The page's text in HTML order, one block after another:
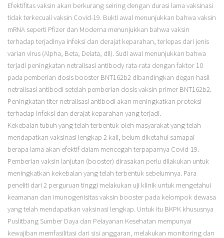
Efektifitas vaksin akan berkurang seiring dengan durasi lama vaksinasi
tidak terkecuali vaksin Covid-19. Bukti awal menunjukkan bahwa vaksin
mRNA seperti Pfizer dan Moderna menunjukkan bahwa vaksin
terhadap terjadinya infeksi dan derajat keparahan, terlepas dari jenis
varian virus (Alpha, Beta, Delata, dll). Sudi awal menunjukkan bahwa
terjadi peningkatan netralisasi antibody rata-rata dengan faktor 10
pada pemberian dosis booster BNT162b2 dibandingkan degan hasil
netralisasi antibodi setelah pemberian dosis vaksin primer BNT162b2.
Peningkatan titer netralisasi antibodi akan meningkatkan proteksi
terhadap infeksi dan derajat keparahan yang terjadi.
Kekebalan tubuh yang telah terbentuk oleh masyarakat yang telah
mendapatkan vaksinasi lengkap 2 kali, belum diketahui samapai
berapa lama akan efektif dalam mencegah terpaparnya Covid-19.
Pemberian vaksin lanjutan (booster) dirasakan perlu dilakukan untuk
meningkatkan kekebalan yang telah terbentuk sebelumnya. Para
peneliti dari 2 perguruan tinggi melakukan uji klinik untuk mengetahui
keamanan dan imunogenisitas vaksin booster pada kelompok dewasa
yang telah mendapatkan vaksinasi lengkap. Untuk itu BKPK khususnya
Puslitbang Sumber Daya dan Pelayanan Kesehatan mempunyai
kewajiban memfasilitasi dari sisi anggaran, melakukan monitoring dan